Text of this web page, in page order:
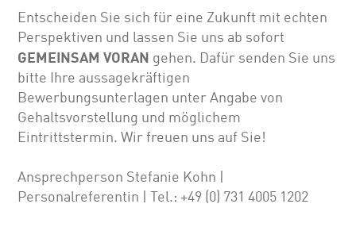
Entscheiden Sie sich für eine Zukunft mit echten
Perspektiven und lassen Sie uns ab sofort
GEMEINSAM VORAN gehen. Dafür senden Sie uns
bitte Ihre aussagekräftigen
Bewerbungsunterlagen unter Angabe von
Gehalts­vor­stellung und möglichem
Eintrittstermin. Wir freuen uns auf Sie!
Ansprechperson Stefanie Kohn |
Personalreferentin | Tel.: +49 (0) 731 4005 1202